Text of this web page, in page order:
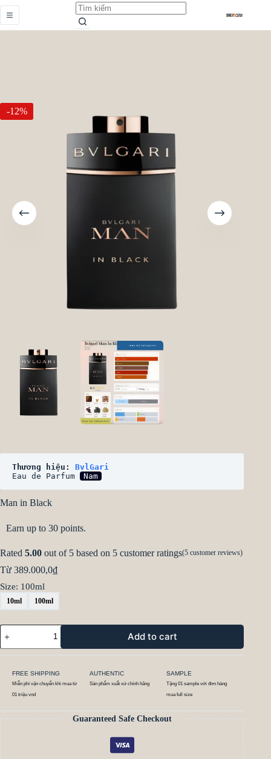
-12%
Thương hiệu: BvlGari
Eau de Parfum
Nam
Man in Black
Earn up to 30 points.
Rated 5.00 out of 5 based on 5 customer ratings(5 customer reviews)
Từ 389.000,0₫
Size: 100ml
10ml 100ml
Add to cart
FREE SHIPPING
Miễn phí vận chuyển khi mua từ
01 triệu vnd
AUTHENTIC
Sản phẩm xuất xứ chính hãng
SAMPLE
Tặng 01 sample với đơn hàng
mua full size
Guaranteed Safe Checkout